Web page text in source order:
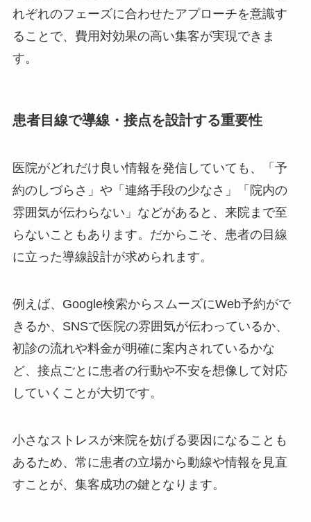
れぞれのフェーズに合わせたアプローチを意識す
ることで、費用対効果の高い集客が実現できま
す。
患者目線で導線・接点を設計する重要性
医院がどれだけ良い情報を発信していても、「予
約のしづらさ」や「連絡手段の少なさ」「院内の
雰囲気が伝わらない」などがあると、来院まで至
らないこともあります。だからこそ、患者の目線
に立った導線設計が求められます。
例えば、Google検索からスムーズにWeb予約がで
きるか、SNSで医院の雰囲気が伝わっているか、
初診の流れや料金が明確に案内されているかな
ど、接点ごとに患者の行動や不安を想像して対応
していくことが大切です。
小さなストレスが来院を妨げる要因になることも
あるため、常に患者の立場から動線や情報を見直
すことが、集客成功の鍵となります。